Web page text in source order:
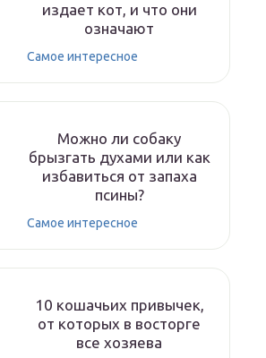
издает кот, и что они
означают
Самое интересное
Можно ли собаку
брызгать духами или как
избавиться от запаха
псины?
Самое интересное
10 кошачьих привычек,
от которых в восторге
все хозяева